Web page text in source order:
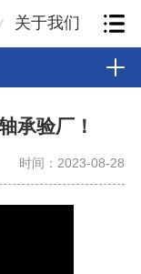
关于我们
承验厂！
时间：2023-08-28